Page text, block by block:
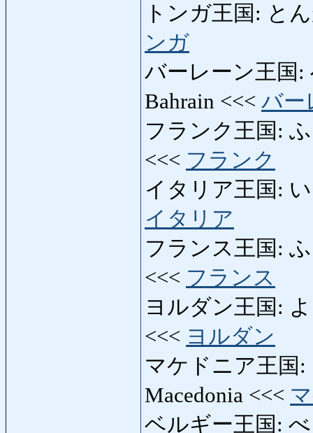
トンガ王国: と
ンガ
バーレーン王国:
Bahrain <<< バー
フランク王国:
<<< フランク
イタリア王国:
イタリア
フランス王国:
<<< フランス
ヨルダン王国:
<<< ヨルダン
マケドニア王国
Macedonia <<<
ベルギー王国: